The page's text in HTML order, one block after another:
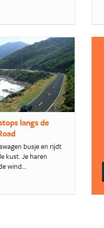
langs de
busje en rijdt
kust. Je haren
wind...